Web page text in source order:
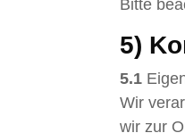
Bitte
5)
5.1
Wir
wir zur